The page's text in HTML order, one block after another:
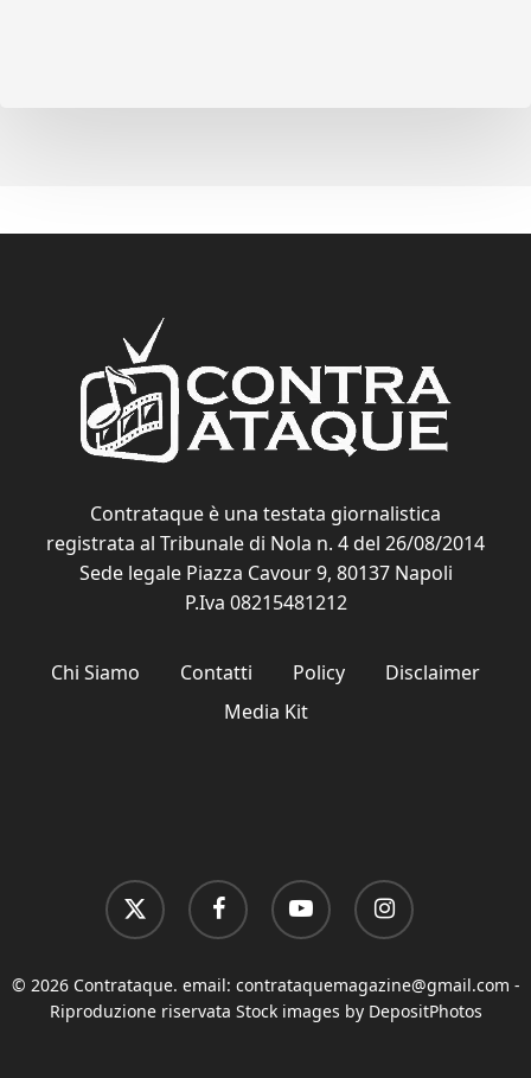
Contrataque è una testata giornalistica
registrata al Tribunale di Nola n. 4 del 26/08/2014
Sede legale Piazza Cavour 9, 80137 Napoli
P.Iva 08215481212
Chi Siamo Contatti Policy
Disclaimer
Media Kit
x-
twitter
facebook youtube instagram
© 2026 Contrataque. email: contrataquemagazine@gmail.com -
Riproduzione riservata Stock images by DepositPhotos